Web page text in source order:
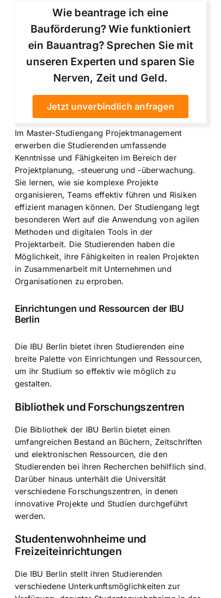
Wie beantrage ich eine
Bauförderung? Wie funktioniert
ein Bauantrag? Sprechen Sie mit
unseren Experten und sparen Sie
Nerven, Zeit und Geld.
Jetzt unverbindlich anfragen
Im Master-Studiengang Projektmanagement
erwerben die Studierenden umfassende
Kenntnisse und Fähigkeiten im Bereich der
Projektplanung, -steuerung und -überwachung.
Sie lernen, wie sie komplexe Projekte
organisieren, Teams effektiv führen und Risiken
effizient managen können. Der Studiengang legt
besonderen Wert auf die Anwendung von agilen
Methoden und digitalen Tools in der
Projektarbeit. Die Studierenden haben die
Möglichkeit, ihre Fähigkeiten in realen Projekten
in Zusammenarbeit mit Unternehmen und
Organisationen zu erproben.
Einrichtungen und Ressourcen der IBU
Berlin
Die IBU Berlin bietet ihren Studierenden eine
breite Palette von Einrichtungen und Ressourcen,
um ihr Studium so effektiv wie möglich zu
gestalten.
Bibliothek und Forschungszentren
Die Bibliothek der IBU Berlin bietet einen
umfangreichen Bestand an Büchern, Zeitschriften
und elektronischen Ressourcen, die den
Studierenden bei ihren Recherchen behilflich sind.
Darüber hinaus unterhält die Universität
verschiedene Forschungszentren, in denen
innovative Projekte und Studien durchgeführt
werden.
Studentenwohnheime und
Freizeiteinrichtungen
Die IBU Berlin stellt ihren Studierenden
verschiedene Unterkunftsmöglichkeiten zur